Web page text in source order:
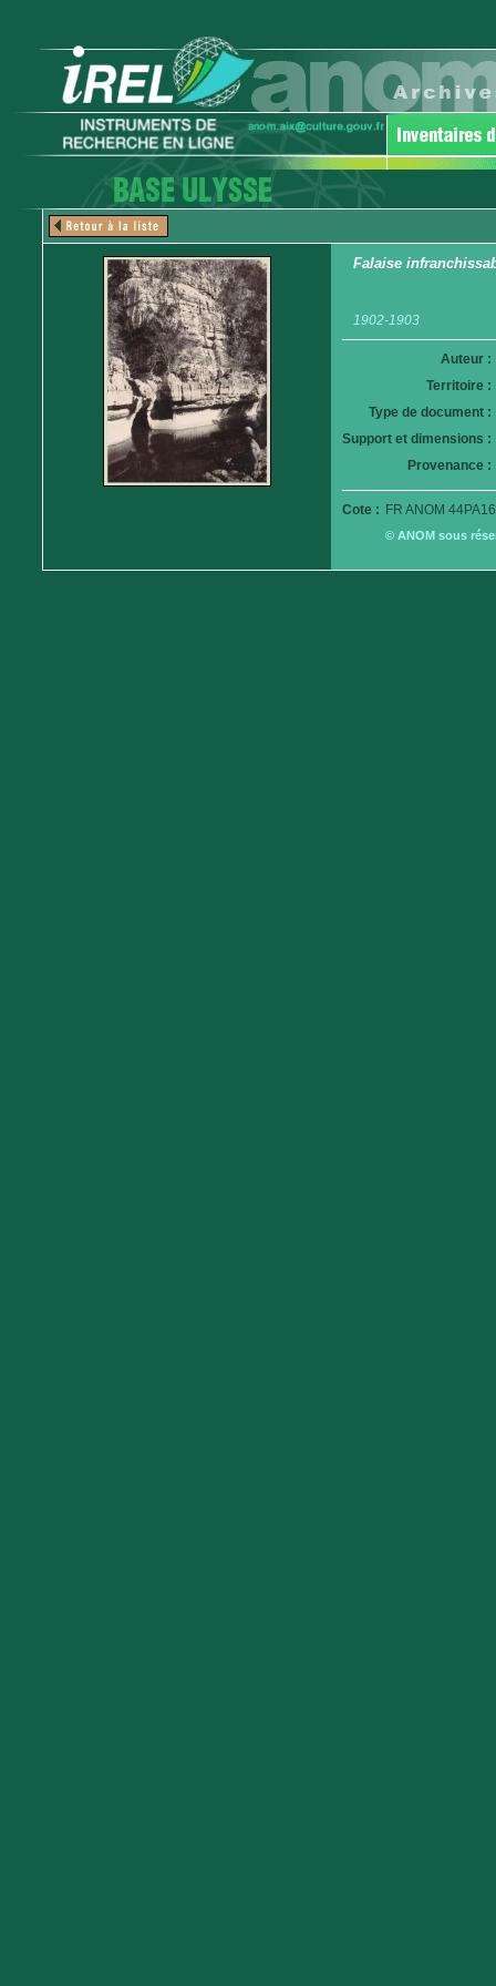
Falaise
1902-1903
Auteur :
Territoire :
Type de document :
Support et dimensions :
Provenance :
Cote : FR ANOM
© ANOM sous